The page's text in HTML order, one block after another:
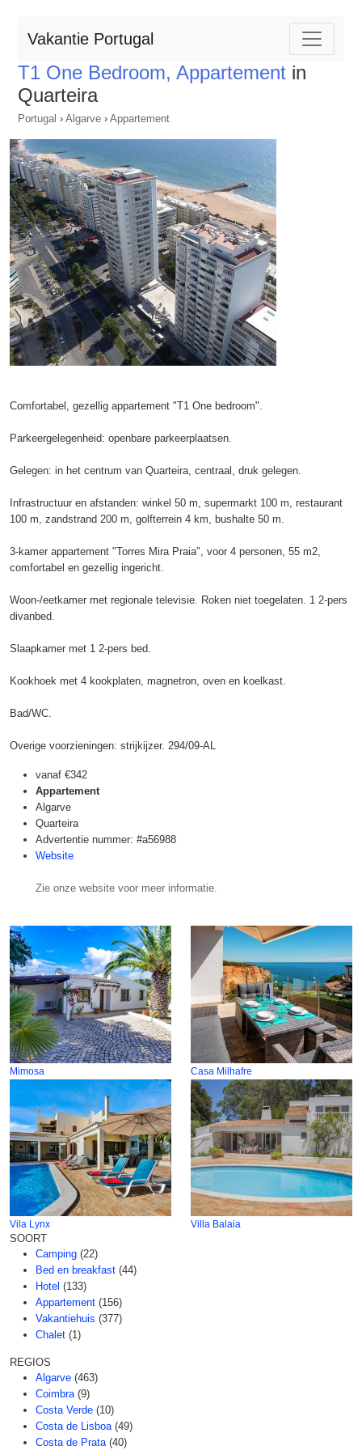
Vakantie Portugal
T1 One Bedroom, Appartement in
Quarteira
Portugal › Algarve › Appartement
Comfortabel, gezellig appartement "T1 One bedroom".
Parkeergelegenheid: openbare parkeerplaatsen.
Gelegen: in het centrum van Quarteira, centraal, druk gelegen.
Infrastructuur en afstanden: winkel 50 m, supermarkt 100 m, restaurant
100 m, zandstrand 200 m, golfterrein 4 km, bushalte 50 m.
3-kamer appartement "Torres Mira Praia", voor 4 personen, 55 m2,
comfortabel en gezellig ingericht.
Woon-/eetkamer met regionale televisie. Roken niet toegelaten. 1 2-pers
divanbed.
Slaapkamer met 1 2-pers bed.
Kookhoek met 4 kookplaten, magnetron, oven en koelkast.
Bad/WC.
Overige voorzieningen: strijkijzer. 294/09-AL
vanaf €342
Appartement
Algarve
Quarteira
Advertentie nummer: #a56988
Website
Zie onze website voor meer informatie.
Mimosa Casa Milhafre
Vila Lynx Villa Balaia
SOORT
Camping (22)
Bed en breakfast (44)
Hotel (133)
Appartement (156)
Vakantiehuis (377)
Chalet (1)
REGIOS
Algarve (463)
Coimbra (9)
Costa Verde (10)
Costa de Lisboa (49)
Costa de Prata (40)